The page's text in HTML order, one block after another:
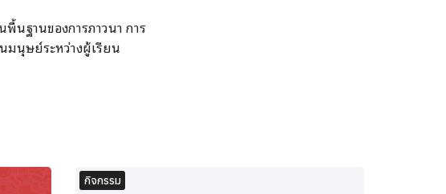
นฐานของการภาวนา การ
มนุษย์ระหว่างผู้เรียน
กิจกรรม